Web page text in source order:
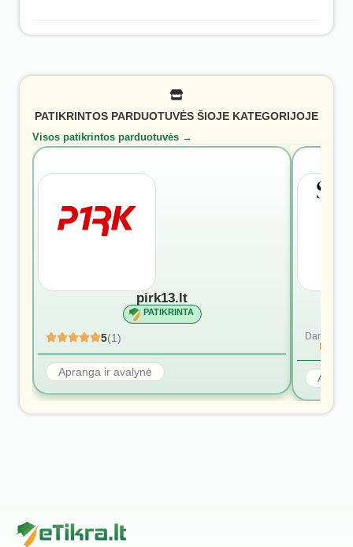
PATIKRINTOS PARDUOTUVĖS ŠIOJE KATEGORIJOJE
Visos patikrintos parduotuvės →
pirk13.lt
PATIKRINTA
5(1)
Apranga ir avalynė
Dar nėra